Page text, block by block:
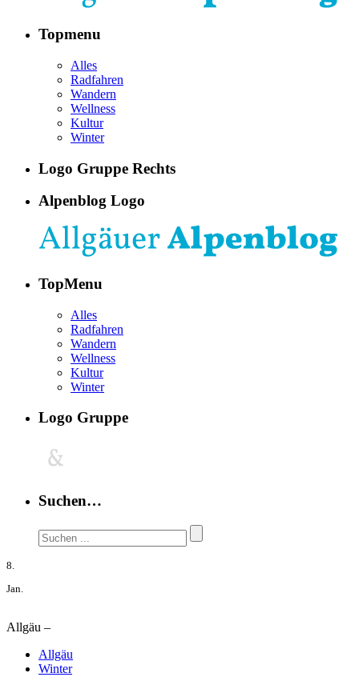
Topmenu
Alles
Radfahren
Wandern
Wellness
Kultur
Winter
Logo Gruppe Rechts
Alpenblog Logo
TopMenu
Alles
Radfahren
Wandern
Wellness
Kultur
Winter
Logo Gruppe
Suchen…
8.
Jan.
Allgäu –
Allgäu
Winter